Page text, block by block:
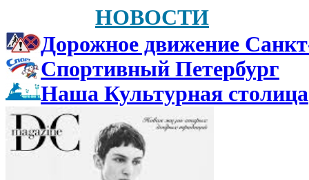
НОВОСТИ
Дорожное движение
Спортивный Петербург
Наша Культурная столица